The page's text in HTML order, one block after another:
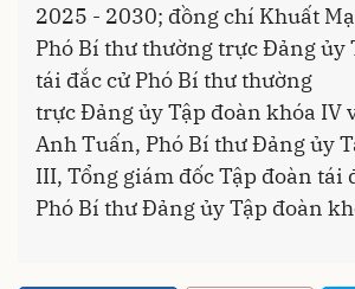
2025 - 2030; đồng chí Khuất
Phó Bí thư thường trực Đảng ủy
tái đắc cử Phó Bí thư thường
trực Đảng ủy Tập đoàn khóa IV
Anh Tuấn, Phó Bí thư Đảng ủy
III, Tổng giám đốc Tập đoàn tái
Phó Bí thư Đảng ủy Tập đoàn